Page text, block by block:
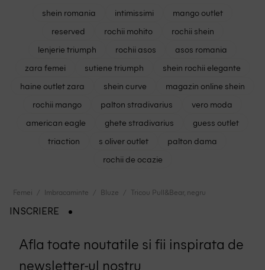
shein romania intimissimi
mango outlet
reserved
rochii mohito
rochii shein
lenjerie triumph
rochii asos
asos romania
zara femei
sutiene triumph
shein rochii elegante
haine outlet zara
shein curve
magazin online shein
rochii mango
palton stradivarius
vero moda
american eagle
ghete stradivarius
guess outlet
triaction
s oliver outlet
palton dama
rochii de ocazie
Femei Imbracaminte Bluze Tricou Pull&Bear, negru
INSCRIERE
Afla toate noutatile si fii inspirata de
newsletter-ul nostru